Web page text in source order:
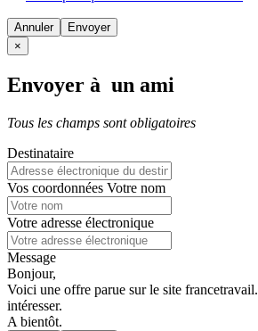
Annuler
×
Envoyer à un ami
Tous les champs sont obligatoires
Destinataire
Vos coordonnées Votre nom
Votre adresse électronique
Message
Bonjour,
Voici une offre parue sur le site
intéresser.
A bientôt.